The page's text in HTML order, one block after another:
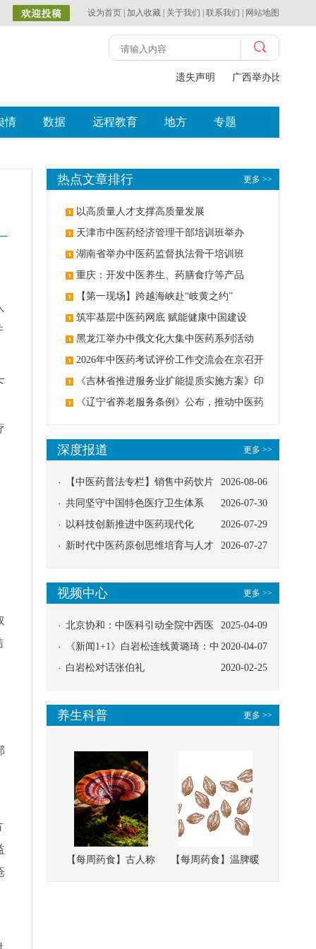
设为首页 加入收藏 关于我们 联系我们 网站地图
遗失声明 广西举办比赛探索
情 数据 远程教育 地方 专题
更多 >>
热点文章排行
以高质量人才支撑高质量发展
天津市中医药经济管理干部培训班举办
湖南省举办中医药监督执法骨干培训班
重庆：开发中医养生、药膳食疗等产品
【第一现场】跨越海峡赴“岐黄之约”
筑牢基层中医药网底 赋能健康中国建设
黑龙江举办中俄文化大集中医药系列活动
2026年中医药考试评价工作交流会在京召开
《吉林省推进服务业扩能提质实施方案》印
发：创建中医类国家医学中心
《辽宁省养老服务条例》公布，推动中医药
更多 >>
深度报道
2026-08-06
【中医药普法专栏】销售中药饮片
应告知煎服方法及注意事项
2026-07-30
共同坚守中国特色医疗卫生体系
2026-07-29
以科技创新推进中医药现代化
2026-07-27
新时代中医药原创思维培育与人才
更多 >>
视频中心
2025-04-09
北京协和：中医科引动全院中西医
协同
2020-04-07
《新闻1+1》白岩松连线黄璐琦：中
医救治的临床效果
2020-02-25
白岩松对话张伯礼
更多 >>
养生科普
【每周药食】古人称
【每周药食】温脾暖